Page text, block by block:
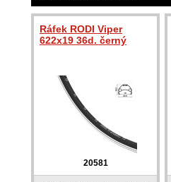
Ráfek RODI Viper
622x19 36d. černý
20581